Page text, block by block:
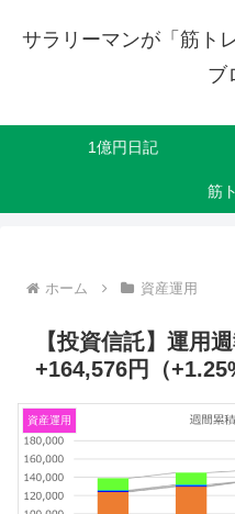
サラリーマンが「筋ト
ブ
1億円日記
筋
ホーム 資産運用
【投資信託】運用
+164,576円（
資産運用